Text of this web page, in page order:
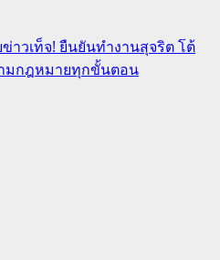
าวเท็จ! ยืนยันทำงานสุจริต โต้
มกฎหมายทุกขั้นตอน